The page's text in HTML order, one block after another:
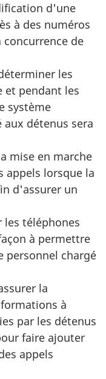
d'une
à des numéros
de
les
et pendant les
système
détenus sera
mise en marche
appels lorsque la
d'assurer un
téléphones
à permettre
personnel chargé
la
à
par les détenus
faire ajouter
appels